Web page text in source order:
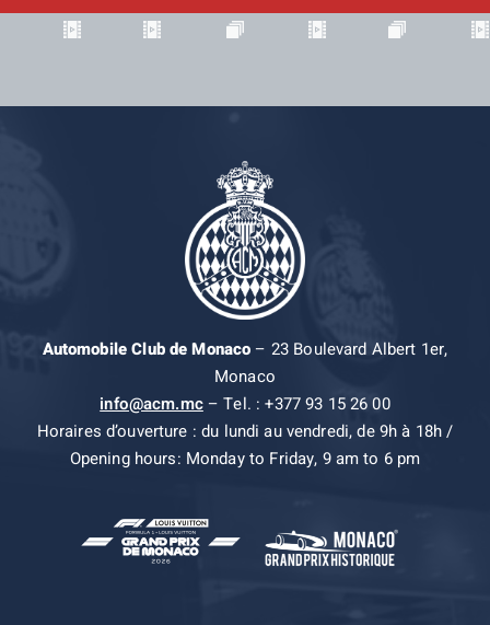
Automobile Club de Monaco– 23 Boulevard Albert 1er,
Monaco
info@acm.mc– Tel. : +377 93 15 26 00
Horaires d’ouverture : du lundi au vendredi, de 9h à 18h /
Opening hours: Monday to Friday, 9 am to 6 pm